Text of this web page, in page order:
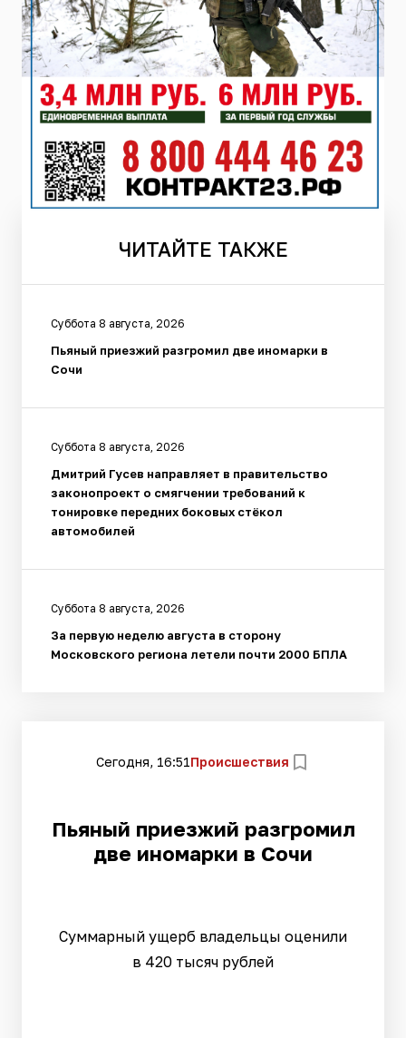
ЧИТАЙТЕ ТАКЖЕ
Суббота 8 августа, 2026
Пьяный приезжий разгромил две иномарки в
Сочи
Суббота 8 августа, 2026
Дмитрий Гусев направляет в правительство
законопроект о смягчении требований к
тонировке передних боковых стёкол
автомобилей
Суббота 8 августа, 2026
За первую неделю августа в сторону
Московского региона летели почти 2000 БПЛА
Сегодня, 16:51Происшествия
Пьяный приезжий разгромил
две иномарки в Сочи
Суммарный ущерб владельцы оценили
в 420 тысяч рублей